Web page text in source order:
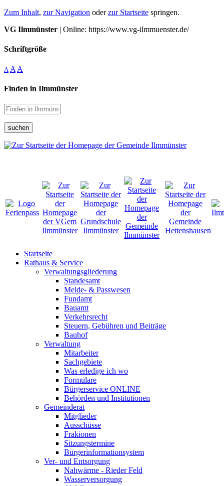
Zum Inhalt, zur Navigation oderzur Startseite springen.
VG Ilmmünster | Online: https://www.vg-ilmmuenster.de/
Schriftgröße
A A A
Finden in Ilmmünster
suchen
Startseite
Rathaus & Service
Verwaltungsgliederung
Standesamt
Melde- & Passwesen
Fundamt
Bauamt
Verkehrsrecht
Steuern, Gebühren und Beiträge
Bauhof
Verwaltung
Mitarbeiter
Sachgebiete
Was erledige ich wo
Formulare
Bürgerservice ONLINE
Behörden und Institutionen
Gemeinderat
Mitglieder
Ausschüsse
Frakionen
Sitzungstermine
Bürgerinformationsystem
Ver- und Entsorgung
Nahwärme - Rieder Feld
Wasserversorgung